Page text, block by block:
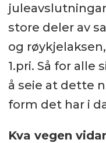
store deler av
og
1.pri. Så for alle
å seie at dette
form det har i
Kva vegen